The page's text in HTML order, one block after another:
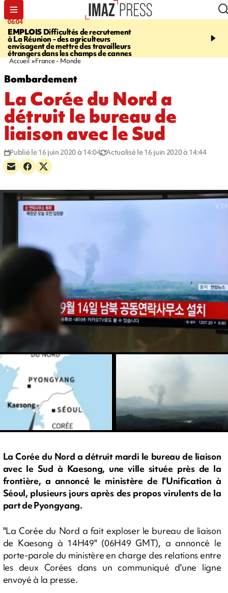
06:04
EMPLOIS Difficultés de recrutement
à La Réunion - des agriculteurs
envisagent de mettre des travailleurs
étrangers dans les champs de cannes
09:10
en panne sur la RN2,
Accueil France - Monde
Bombardement
La Corée du Nord a
détruit le bureau de
liaison avec le Sud
Publié le 16 juin 2020 à 14:04 Actualisé le 16 juin 2020 à 14:44
La Corée du Nord a détruit mardi le bureau de liaison
avec le Sud à Kaesong, une ville située près de la
frontière, a annoncé le ministère de l'Unification à
Séoul, plusieurs jours après des propos virulents de la
part de Pyongyang.
"La Corée du Nord a fait exploser le bureau de liaison
de Kaesong à 14H49" (06H49 GMT), a annoncé le
porte-parole du ministère en charge des relations entre
les deux Corées dans un communiqué d'une ligne
envoyé à la presse.